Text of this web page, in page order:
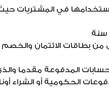
في المشتريات
بطاقات الائتمان
المدفوعة مقدما
الحكومية أو الشراء